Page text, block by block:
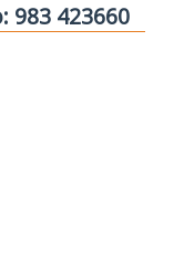
983 423660